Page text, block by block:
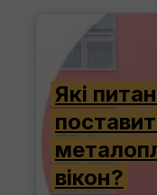
2026-07-21
Які
вікон?